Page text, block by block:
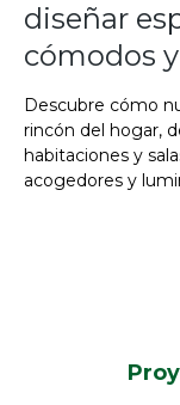
diseñar
cómodos
Descubre cómo
rincón del hogar,
habitaciones y
acogedores y